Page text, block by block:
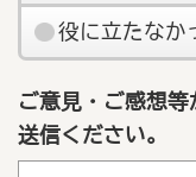
役に立たなか
ご意見・ご感想
送信ください。